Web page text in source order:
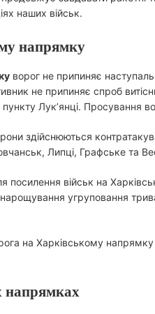
наших військ.
напрямку
ворог не припиняє
не припиняє спроб
пункту Лук’янці. Просування
здійснюються
Липці, Графське та
посилення військ на
угруповання
на Харківському напрямку
напрямках